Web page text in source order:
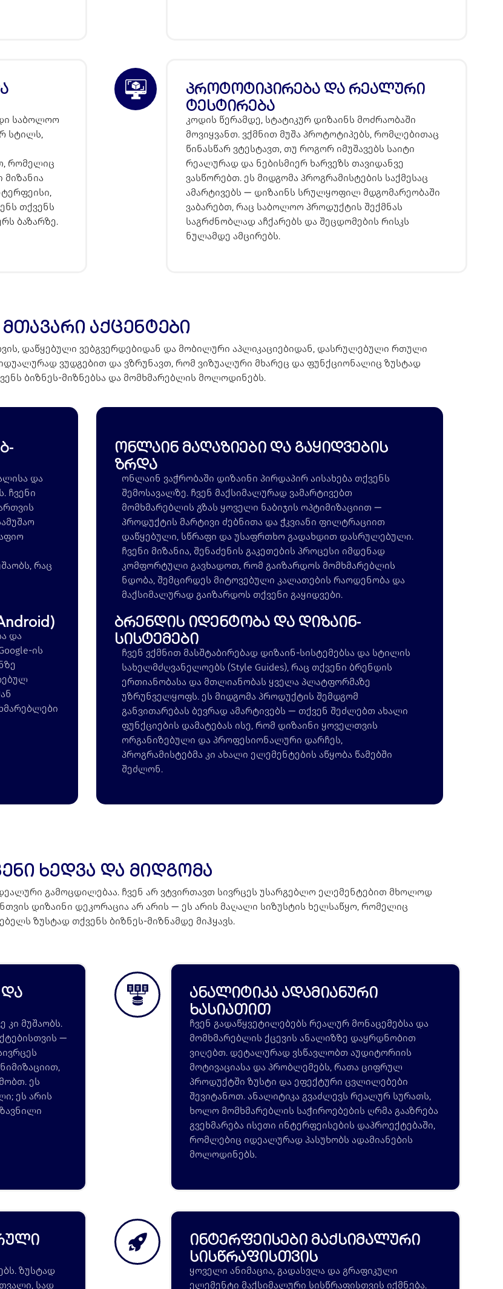
საბოლოო
სტილს,
რომელიც
მიზანია
თქვენს
ბაზარზე.
პროტოტიპირება და რეალური
ტესტირება
კოდის წერამდე, სტატიკურ დიზაინს მოძრაობაში
მოვიყვანთ. ვქმნით მუშა პროტოტიპებს, რომლებითაც
წინასწარ ვტესტავთ, თუ როგორ იმუშავებს საიტი
რეალურად და ნებისმიერ ხარვეზს თავიდანვე
ვასწორებთ. ეს მიდგომა პროგრამისტების საქმესაც
ამარტივებს — დიზაინს სრულყოფილ მდგომარეობაში
ვაბარებთ, რაც საბოლოო პროდუქტის შექმნას
საგრძნობლად აჩქარებს და შეცდომების რისკს
ნულამდე ამცირებს.
მთავარი აქცენტები
დაწყებული ვებგვერდებიდან და მობილური აპლიკაციებიდან, დასრულებული რთული
ვუდგებით და ვზრუნავთ, რომ ვიზუალური მხარეც და ფუნქციონალიც ზუსტად
ბიზნეს-მიზნებსა და მომხმარებლის მოლოდინებს.
და
ჩვენი
რაც
და
ის
ონლაინ მაღაზიები და გაყიდვების
ზრდა
ონლაინ ვაჭრობაში დიზაინი პირდაპირ აისახება თქვენს
შემოსავალზე. ჩვენ მაქსიმალურად ვამარტივებთ
მომხმარებლის გზას ყოველი ნაბიჯის ოპტიმიზაციით —
პროდუქტის მარტივი ძებნითა და ჭკვიანი ფილტრაციით
დაწყებული, სწრაფი და უსაფრთხო გადახდით დასრულებული.
ჩვენი მიზანია, შენაძენის გაკეთების პროცესი იმდენად
კომფორტული გავხადოთ, რომ გაიზარდოს მომხმარებლის
ნდობა, შემცირდეს მიტოვებული კალათების რაოდენობა და
მაქსიმალურად გაიზარდოს თქვენი გაყიდვები.
ბრენდის იდენტობა და დიზაინ-
სისტემები
ჩვენ ვქმნით მასშტაბირებად დიზაინ-სისტემებსა და სტილის
სახელმძღვანელოებს (Style Guides), რაც თქვენი ბრენდის
ერთიანობასა და მთლიანობას ყველა პლატფორმაზე
უზრუნველყოფს. ეს მიდგომა პროდუქტის შემდგომ
განვითარებას ბევრად ამარტივებს — თქვენ შეძლებთ ახალი
ფუნქციების დამატებას ისე, რომ დიზაინი ყოველთვის
ორგანიზებული და პროფესიონალური დარჩეს,
პროგრამისტებმა კი ახალი ელემენტების აწყობა წამებში
შეძლონ.
ხედვა და მიდგომა
გამოცდილებაა. ჩვენ არ ვტვირთავთ სივრცეს უსარგებლო ელემენტებით მხოლოდ
დიზაინი დეკორაცია არ არის — ეს არის მაღალი სიზუსტის ხელსაწყო, რომელიც
ზუსტად თქვენს ბიზნეს-მიზნამდე მიჰყავს.
კი მუშაობს.
—
ეს
ეს არის
ანალიტიკა ადამიანური
ხასიათით
ჩვენ გადაწყვეტილებებს რეალურ მონაცემებსა და
მომხმარებლის ქცევის ანალიზზე დაყრდნობით
ვიღებთ. დეტალურად ვსწავლობთ აუდიტორიის
მოტივაციასა და პრობლემებს, რათა ციფრულ
პროდუქტში ზუსტი და ეფექტური ცვლილებები
შევიტანოთ. ანალიტიკა გვაძლევს რეალურ სურათს,
ხოლო მომხმარებლის საჭიროებების ღრმა გააზრება
გვეხმარება ისეთი ინტერფეისების დაპროექტებაში,
რომლებიც იდეალურად პასუხობს ადამიანების
მოლოდინებს.
ზუსტად
სად
ინტერფეისები მაქსიმალური
სისწრაფისთვის
ყოველი ანიმაცია, გადასვლა და გრაფიკული
ელემენტი მაქსიმალური სისწრაფისთვის იქმნება.